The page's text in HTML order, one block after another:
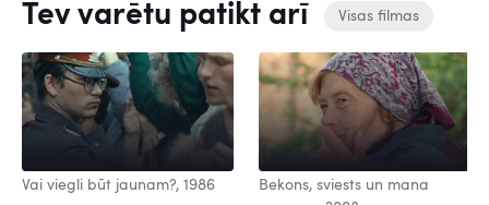
Tev varētu patikt arī Visas filmas
Vai viegli būt jaunam?, 1986
Bekons, sviests un mana